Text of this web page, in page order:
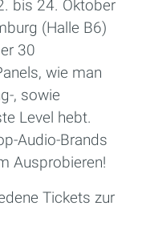
bis 24. Oktober
(Halle B6)
30
wie man
, sowie
Level hebt.
Audio-Brands
Ausprobieren!
Tickets zur